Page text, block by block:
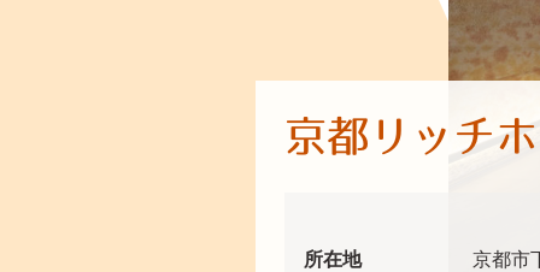
京都リッチ
所在地 京都市